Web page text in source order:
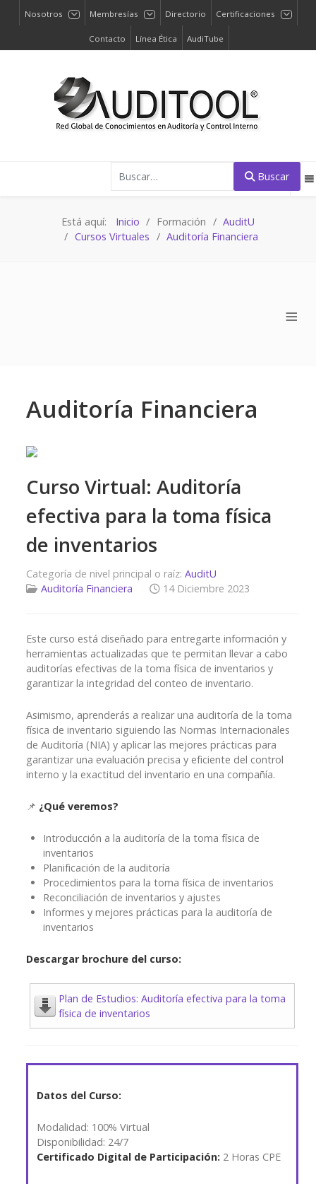
Nosotros Membresías Directorio Certificaciones
Contacto Línea Ética AudiTube
Buscar
Está aquí: Inicio Formación
AuditU
Cursos Virtuales
Auditoría Financiera
≡
Auditoría Financiera
Curso Virtual: Auditoría
efectiva para la toma física
de inventarios
Categoría de nivel principal o raíz: AuditU
Auditoría Financiera
14 Diciembre 2023
Este curso está diseñado para entregarte información y
herramientas actualizadas que te permitan llevar a cabo
auditorías efectivas de la toma física de inventarios y
garantizar la integridad del conteo de inventario.
Asimismo, aprenderás a realizar una auditoría de la toma
física de inventario siguiendo las Normas Internacionales
de Auditoría (NIA) y aplicar las mejores prácticas para
garantizar una evaluación precisa y eficiente del control
interno y la exactitud del inventario en una compañía.
📌 ¿Qué veremos?
Introducción a la auditoría de la toma física de
inventarios
Planificación de la auditoría
Procedimientos para la toma física de inventarios
Reconciliación de inventarios y ajustes
Informes y mejores prácticas para la auditoría de
inventarios
Descargar brochure del curso:
Plan de Estudios: Auditoría efectiva para la toma
física de inventarios
Datos del Curso:
Modalidad: 100% Virtual
Disponibilidad: 24/7
Certificado Digital de Participación: 2 Horas CPE